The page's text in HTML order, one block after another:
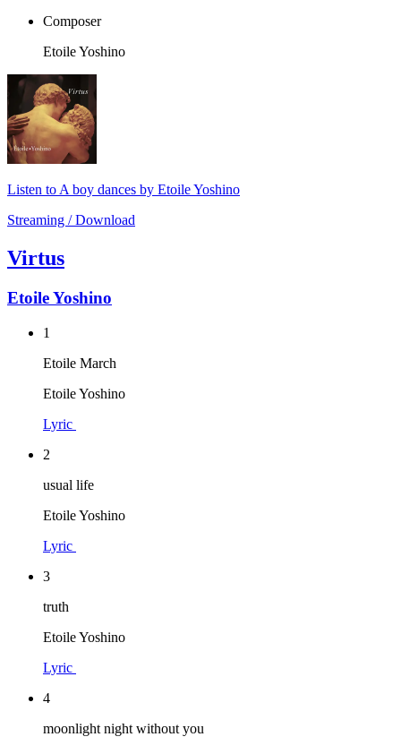
Composer
Etoile Yoshino
Listen to A boy dances by Etoile Yoshino
Streaming / Download
Virtus
Etoile Yoshino
1
Etoile March
Etoile Yoshino
Lyric
2
usual life
Etoile Yoshino
Lyric
3
truth
Etoile Yoshino
Lyric
4
moonlight night without you